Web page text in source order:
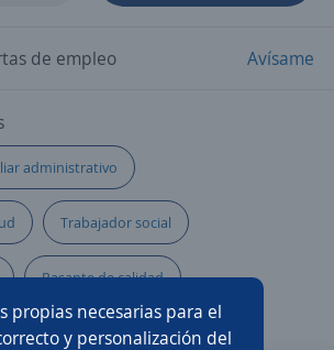
propias necesarias para el
y personalización del
de empleo Avísame
administrativo
Trabajador social
Pasante de calidad
Asistente/a dental